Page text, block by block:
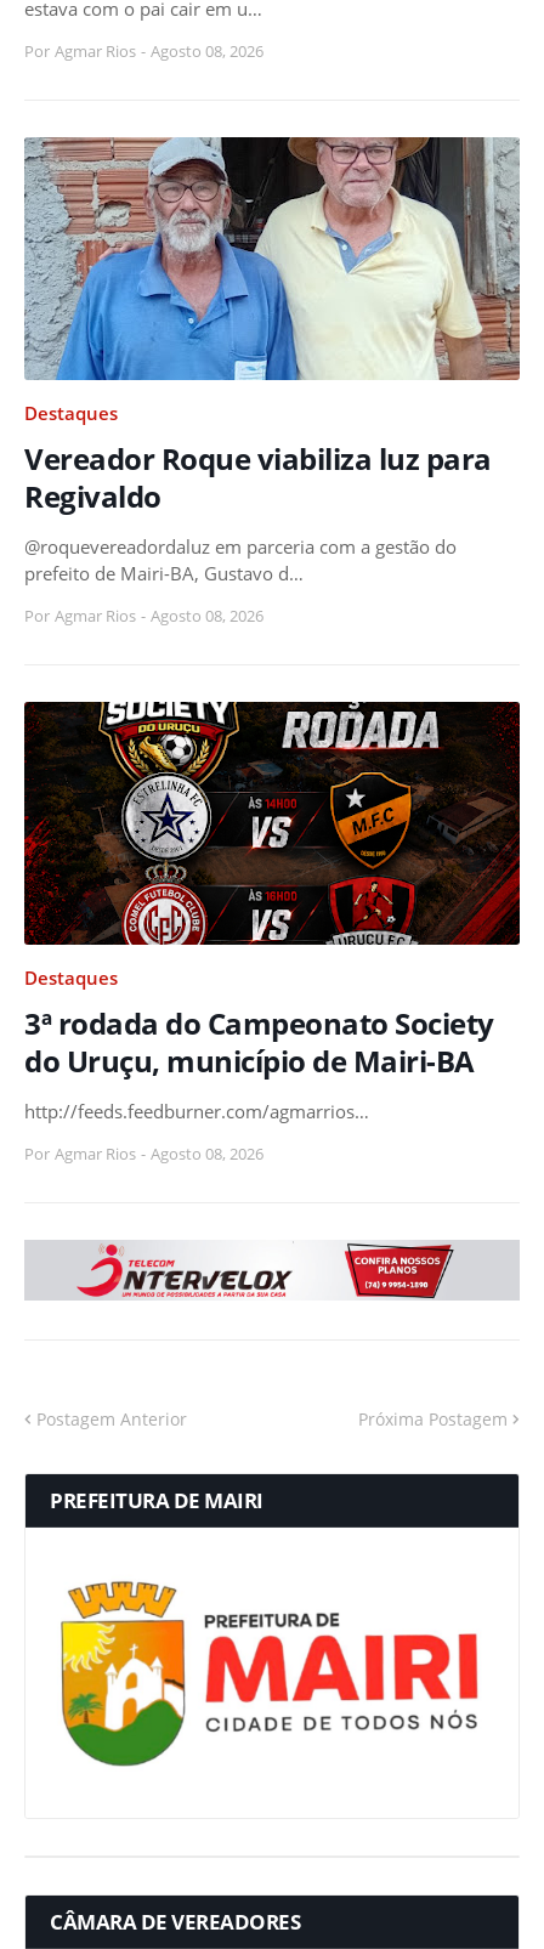
estava com o pai cair em u…
Por Agmar Rios - Agosto 08, 2026
Destaques
Vereador Roque viabiliza luz para
Regivaldo
@roquevereadordaluz em parceria com a gestão do
prefeito de Mairi-BA, Gustavo d…
Por Agmar Rios - Agosto 08, 2026
Destaques
3ª rodada do Campeonato Society
do Uruçu, município de Mairi-BA
http://feeds.feedburner.com/agmarrios…
Por Agmar Rios - Agosto 08, 2026
Postagem Anterior Próxima Postagem
PREFEITURA DE MAIRI
CÂMARA DE VEREADORES